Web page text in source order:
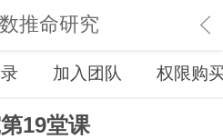
推命研究
加入团队 权限购
19堂课